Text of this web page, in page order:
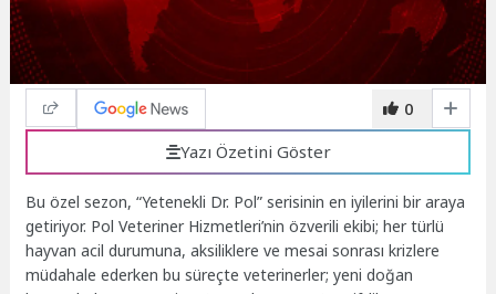
0
Yazı Özetini Göster
Bu özel sezon, “Yetenekli Dr. Pol” serisinin en iyilerini bir araya
getiriyor. Pol Veteriner Hizmetleri’nin özverili ekibi; her türlü
hayvan acil durumuna, aksiliklere ve mesai sonrası krizlere
müdahale ederken bu süreçte veterinerler; yeni doğan